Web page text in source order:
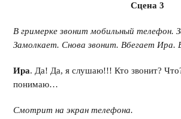
Сцена 3
В гримерке звонит мобильный телефон.
Замолкает. Снова звонит. Вбегает Ира.
Ира. Да! Да, я слушаю!!! Кто звонит?
понимаю…
Смотрит на экран телефона.